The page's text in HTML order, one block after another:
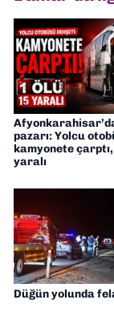
pazarı: Yolcu
kamyonete
yaralı
Düğün yolunda